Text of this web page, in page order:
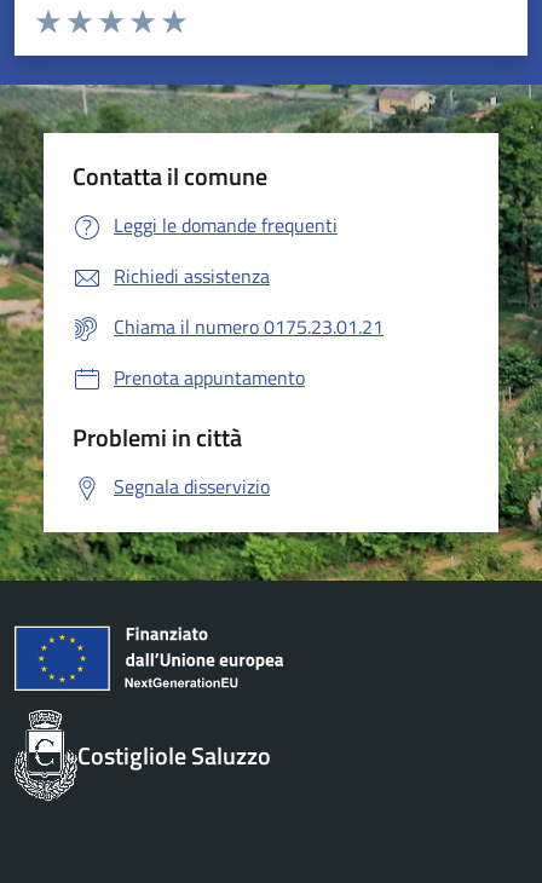
Valuta da 1 a 5 stelle la pagina
Valuta 5 stelle su 5
Valuta 4 stelle su 5
Valuta 3 stelle su 5
Valuta 2 stelle su 5
Valuta 1 stelle su 5
Contatta il comune
Leggi le domande frequenti
Richiedi assistenza
Chiama il numero 0175.23.01.21
Prenota appuntamento
Problemi in città
Segnala disservizio
Costigliole Saluzzo